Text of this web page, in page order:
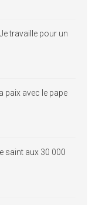
travaille pour un
paix avec le pape
saint aux 30 000